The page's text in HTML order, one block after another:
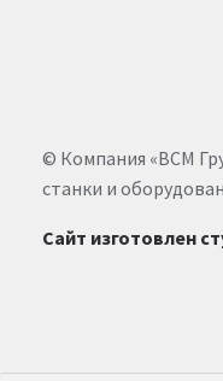
© Компания «ВСМ
станки и
Сайт изготовлен